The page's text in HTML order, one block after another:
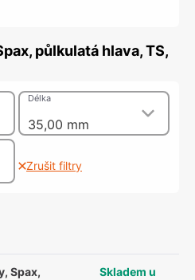
půlkulatá hlava, TS,
35,00 mm
Délka
Zrušit filtry
Spax,
Skladem u